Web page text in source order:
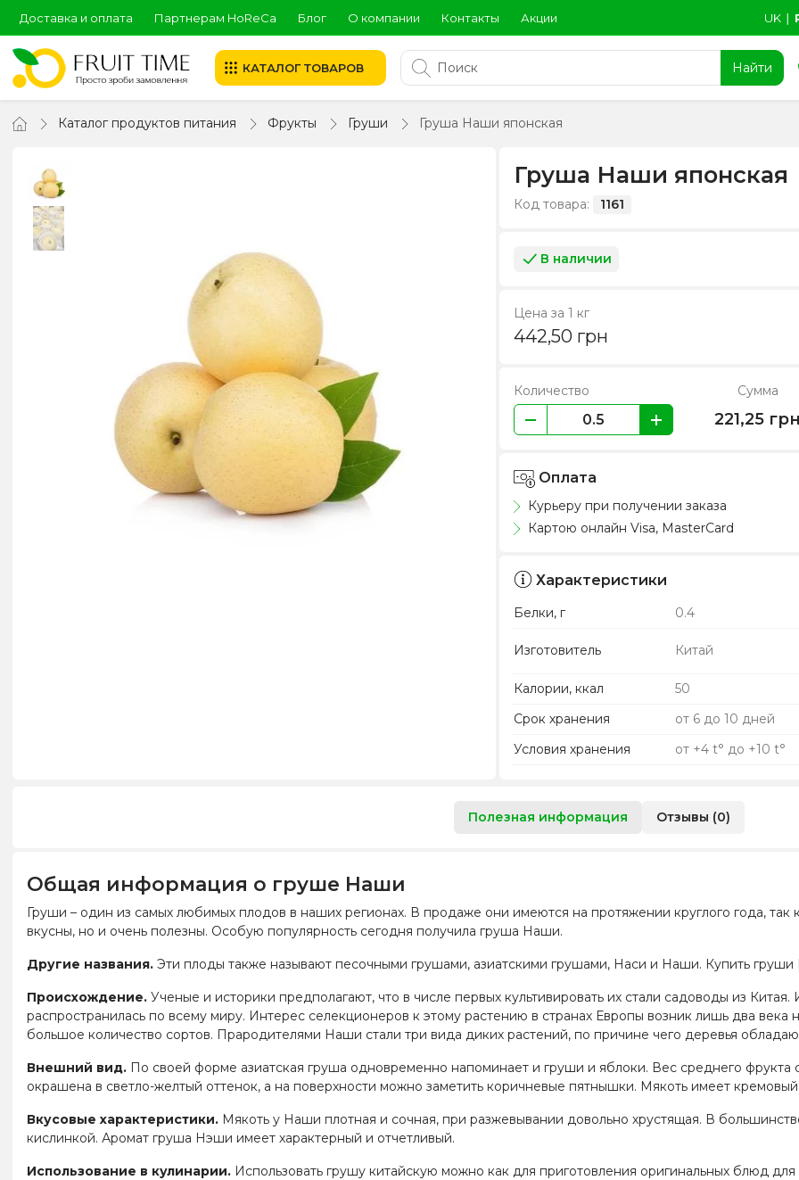
Доставка и оплата Партнерам HoReCa Блог О компании Контакты Акции UK ∣
КАТАЛОГ ТОВАРОВ Найти
Каталог продуктов питания Фрукты Груши Груша Наши японская
Груша Наши японская
Код товара: 1161
В наличии
Цена за 1 кг
442,50 грн
Количество Сумма
221,25
Оплата
Курьеру при получении заказа
Картою онлайн Visa, MasterCard
Характеристики
Белки, г 0.4
Изготовитель Китай
Калории, ккал
50
Срок хранения
от 6 до 10 дней
Условия хранения
от +4 t° до +10 t°
Полезная информация Отзывы (0)
Общая информация о груше Наши
Груши – один из самых любимых плодов в наших регионах. В продаже они имеются на протяжении круглого года, так
вкусны, но и очень полезны. Особую популярность сегодня получила груша Наши.
Другие названия. Эти плоды также называют песочными грушами, азиатскими грушами, Наси и Наши. Купить
Происхождение. Ученые и историки предполагают, что в числе первых культивировать их стали садоводы из Китая.
распространилась по всему миру. Интерес селекционеров к этому растению в странах Европы возник лишь два века
большое количество сортов. Прародителями Наши стали три вида диких растений, по причине чего деревья
Внешний вид. По своей форме азиатская груша одновременно напоминает и груши и яблоки. Вес среднего фрукта
окрашена в светло-желтый оттенок, а на поверхности можно заметить коричневые пятнышки. Мякоть имеет кремовый
Вкусовые характеристики. Мякоть у Наши плотная и сочная, при разжевывании довольно хрустящая. В
кислинкой. Аромат груша Нэши имеет характерный и отчетливый.
Использование в кулинарии. Использовать грушу китайскую можно как для приготовления оригинальных блюд